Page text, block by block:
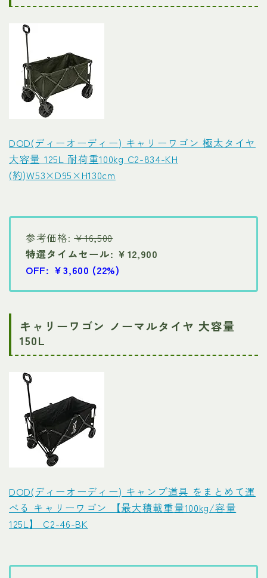
DOD(ディーオーディー) キャリーワゴン 極太タイヤ
大容量 125L 耐荷重100kg C2-834-KH
(約)W53×D95×H130cm
参考価格:￥16,500
特選タイムセール: ￥12,900
OFF: ￥3,600 (22%)
キャリーワゴン ノーマルタイヤ 大容量
150L
DOD(ディーオーディー) キャンプ道具 をまとめて運
べる キャリーワゴン 【最大積載重量100kg/容量
125L】 C2-46-BK